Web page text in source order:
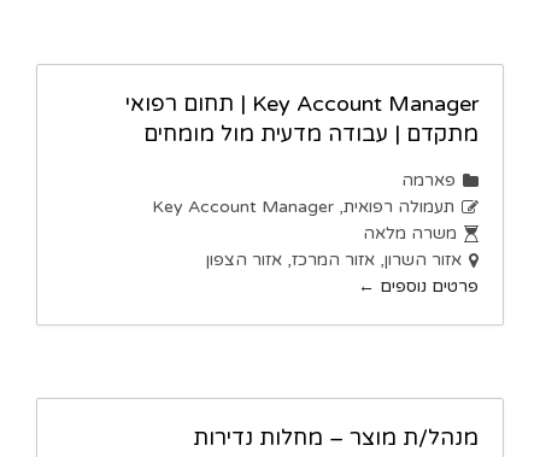
Key Account Manager | תחום רפואי
מתקדם | עבודה מדעית מול מומחים
פארמה
תעמולה רפואית Key Account Manager
משרה מלאה
אזור השרון אזור המרכז אזור הצפון
פרטים נוספים
מנהל/ת מוצר – מחלות נדירות